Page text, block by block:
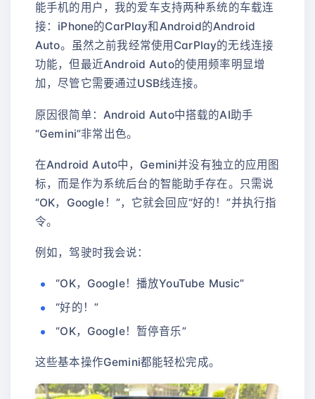
能手机的用户，我的爱车支持两种系统的车载连
接：iPhone的CarPlay和Android的Android
Auto。虽然之前我经常使用CarPlay的无线连接
功能，但最近Android Auto的使用频率明显增
加，尽管它需要通过USB线连接。
原因很简单：Android Auto中搭载的AI助手
“Gemini”非常出色。
在Android Auto中，Gemini并没有独立的应用图
标，而是作为系统后台的智能助手存在。只需说
“OK，Google！”，它就会回应“好的！”并执行指
令。
例如，驾驶时我会说：
“OK，Google！播放YouTube Music”
“好的！”
“OK，Google！暂停音乐”
这些基本操作Gemini都能轻松完成。